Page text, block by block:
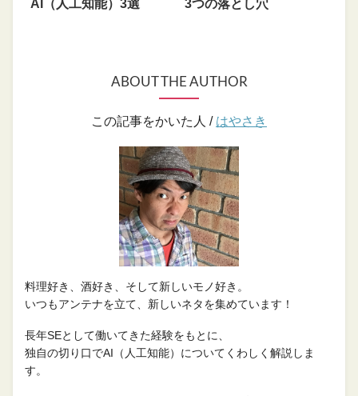
AI（人工知能）3選 3つの落とし穴
ABOUT THE AUTHOR
この記事をかいた人 / はやさき
料理好き、酒好き、そして新しいモノ好き。
いつもアンテナを立て、新しいネタを集めています！
長年SEとして働いてきた経験をもとに、
独自の切り口でAI（人工知能）についてくわしく解説しま
す。